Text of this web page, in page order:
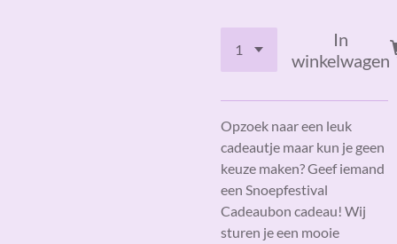
In
winkelwagen
Opzoek naar een leuk
cadeautje maar kun je geen
keuze maken? Geef iemand
een Snoepfestival
Cadeaubon cadeau! Wij
sturen je een mooie